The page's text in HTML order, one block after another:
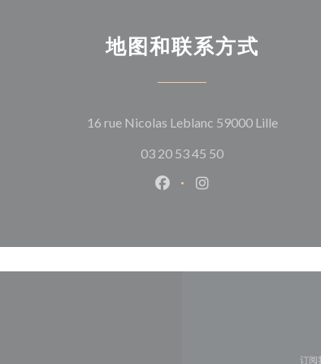
地图和联系方式
16 rue Nicolas Leblanc 59000 Lille((在新
03 20 53 45 50
Facebook ((在新窗口中打
Instagram ((在新窗
订阅